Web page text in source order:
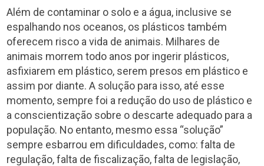
Além de contaminar o solo e a água, inclusive se
espalhando nos oceanos, os plásticos também
oferecem risco a vida de animais. Milhares de
animais morrem todo anos por ingerir plásticos,
asfixiarem em plástico, serem presos em plástico e
assim por diante. A solução para isso, até esse
momento, sempre foi a redução do uso de plástico e
a conscientização sobre o descarte adequado para a
população. No entanto, mesmo essa “solução”
sempre esbarrou em dificuldades, como: falta de
regulação, falta de fiscalização, falta de legislação,